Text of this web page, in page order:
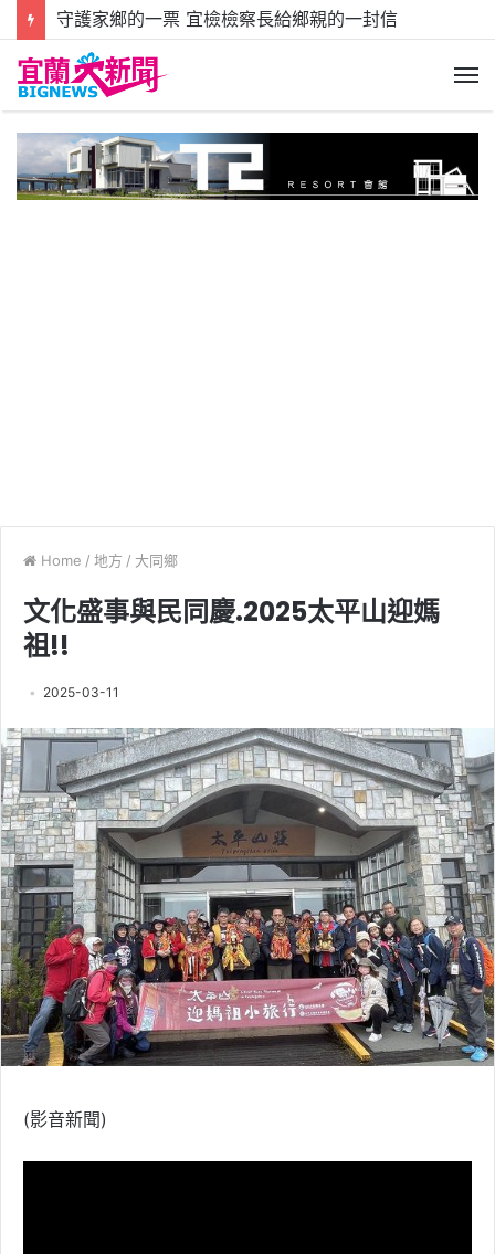
守護家鄉的一票 宜檢檢察長給鄉親的一封信
Home / 地方 / 大同鄉
文化盛事與民同慶.2025太平山迎媽
祖!!
2025-03-11
(影音新聞)